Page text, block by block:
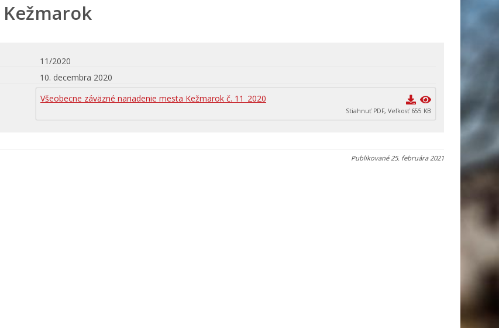
11/2020
10. decembra 2020
Všeobecne záväzné nariadenie mesta Kežmarok č. 11_2020
Stiahnuť PDF, Veľkosť 655 KB
Publikované25. februára 2021